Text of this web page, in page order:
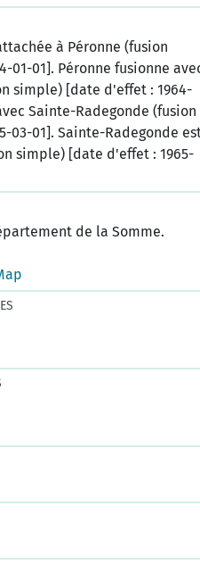
à Péronne (fusion
01-01]. Péronne fusionne
simple) [date d'effet : 1964-
Sainte-Radegonde (fusion
03-01]. Sainte-Radegonde
simple) [date d'effet : 1965-
de la Somme.